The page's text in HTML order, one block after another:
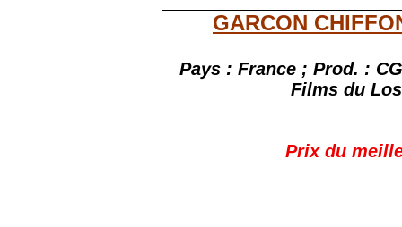
GARCON
Pays : France ; Prod. :
Films du
Prix du